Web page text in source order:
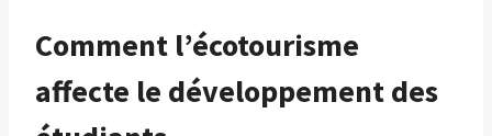
Comment l’écotourisme
affecte le développement des